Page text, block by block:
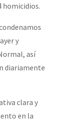
homicidios.
y
así
diariamente
clara y
en la